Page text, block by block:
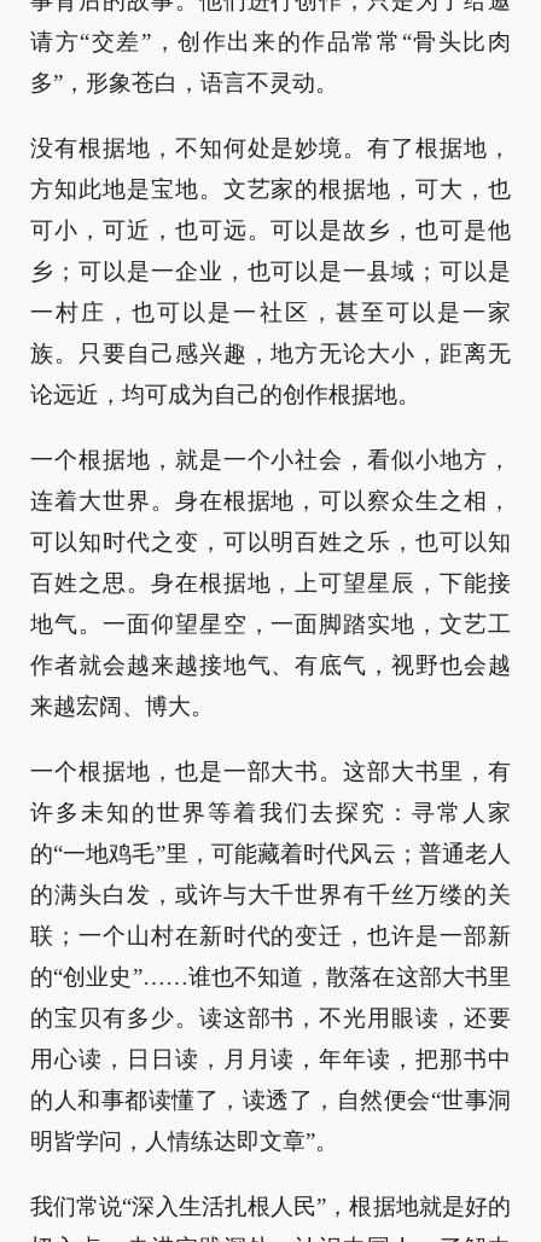
请方“交差”，创作出来的作品常常“骨头比肉
多”，形象苍白，语言不灵动。
没有根据地，不知何处是妙境。有了根据地，
方知此地是宝地。文艺家的根据地，可大，也
可小，可近，也可远。可以是故乡，也可是他
乡；可以是一企业，也可以是一县域；可以是
一村庄，也可以是一社区，甚至可以是一家
族。只要自己感兴趣，地方无论大小，距离无
论远近，均可成为自己的创作根据地。
一个根据地，就是一个小社会，看似小地方，
连着大世界。身在根据地，可以察众生之相，
可以知时代之变，可以明百姓之乐，也可以知
百姓之思。身在根据地，上可望星辰，下能接
地气。一面仰望星空，一面脚踏实地，文艺工
作者就会越来越接地气、有底气，视野也会越
来越宏阔、博大。
一个根据地，也是一部大书。这部大书里，有
许多未知的世界等着我们去探究：寻常人家
的“一地鸡毛”里，可能藏着时代风云；普通老人
的满头白发，或许与大千世界有千丝万缕的关
联；一个山村在新时代的变迁，也许是一部新
的“创业史”……谁也不知道，散落在这部大书里
的宝贝有多少。读这部书，不光用眼读，还要
用心读，日日读，月月读，年年读，把那书中
的人和事都读懂了，读透了，自然便会“世事洞
明皆学问，人情练达即文章”。
我们常说“深入生活扎根人民”，根据地就是好的